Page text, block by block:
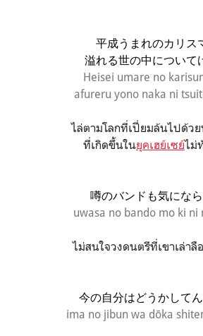
平成うまれのカリス
溢れる世の中について
Heisei umare no
afureru yono naka ni
ไล่ตามโลกที่เปี่ยมล้นไปด้วย
ที่เกิดขึ้นในยุคเฮย์เซย์ไม่
噂のバンドも気にな
uwasa no bando mo ki ni
ไม่สนใจวงดนตรีที่เขาเล่าลื
今の自分はどうかして
ima no jibun wa dōka